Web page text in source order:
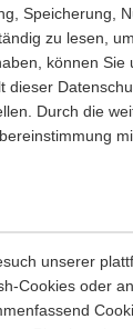
Speicherung,
zu lesen,
können Sie
dieser
Durch die
unserer
Cookies oder